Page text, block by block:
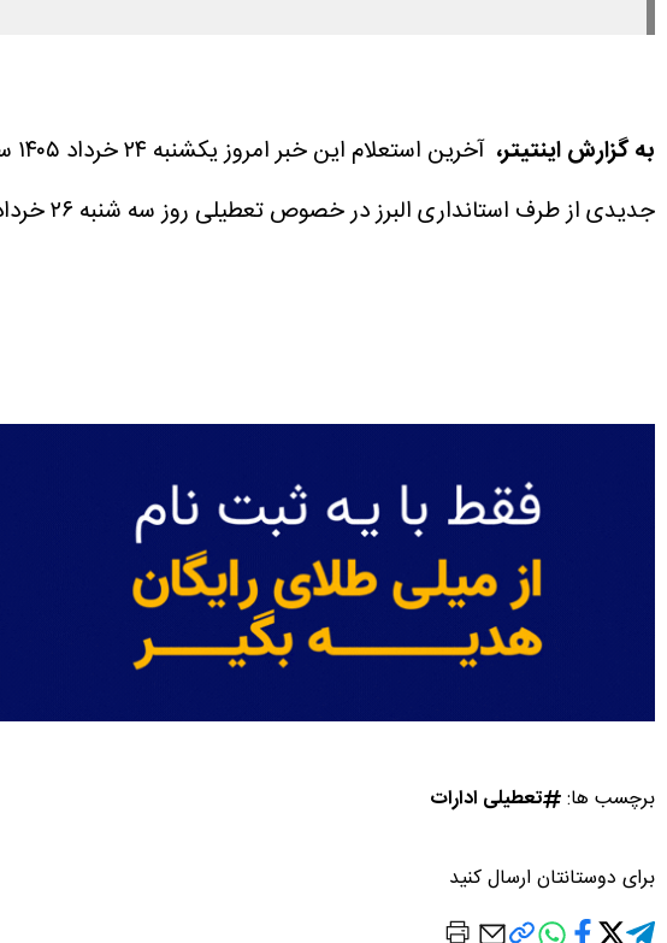
به گزارش اینتیتر، آخرین استعلام این خبر امروز یکشنبه ۲۴ خرداد ۱۴۰۵ ساعت ۱۵:۴۵ انجام شده است.
جدیدی از طرف استانداری البرز در خصوص تعطیلی روز سه شنبه ۲۶ خرداد ۱۴۰۵ منتشر نشده است.
برچسب ها: تعطیلی ادارات
برای دوستانتان ارسال کنید